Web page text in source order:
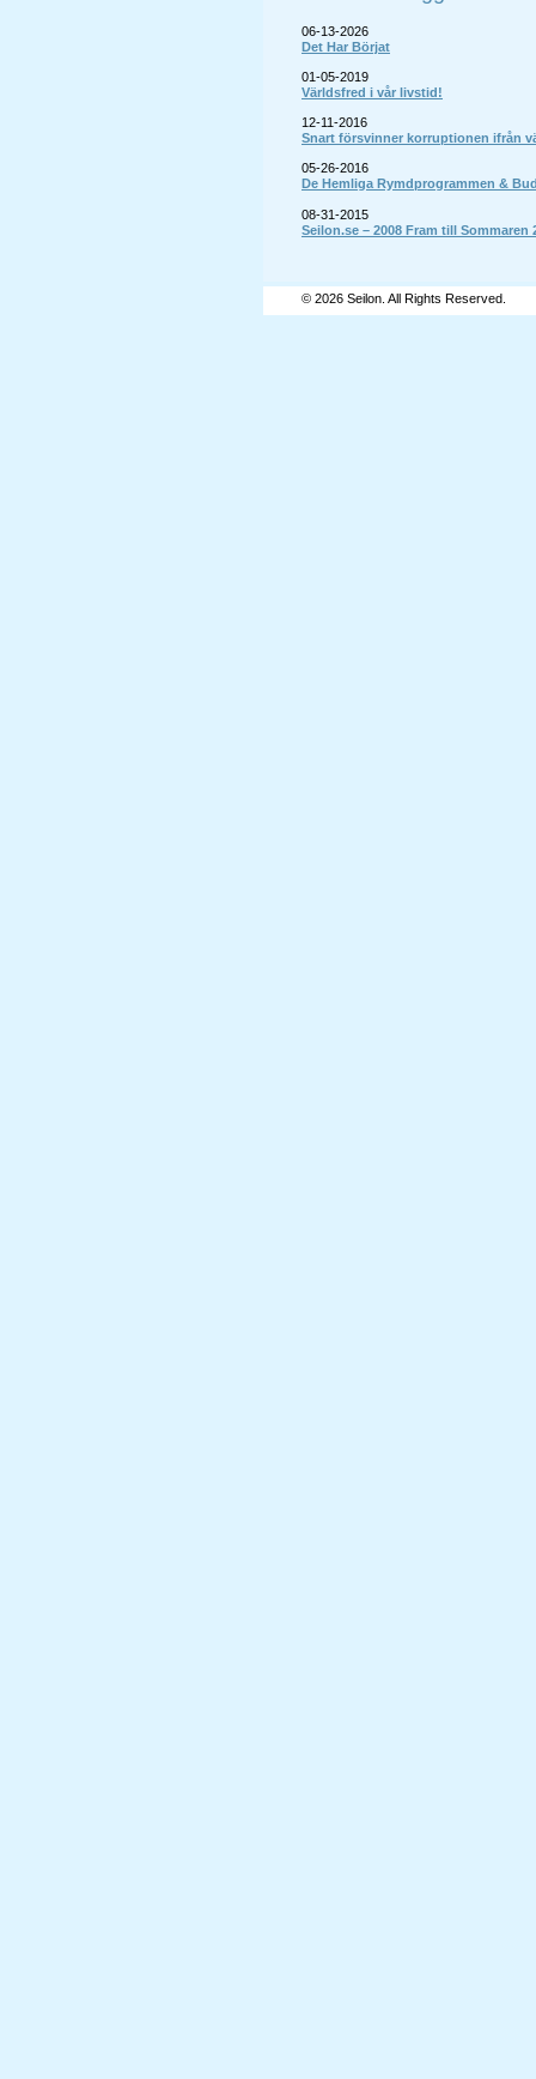
06-13-2026
Det Har Börjat
01-05-2019
Världsfred i vår livstid!
12-11-2016
Snart försvinner korruptionen ifrån
05-26-2016
De Hemliga Rymdprogrammen &
08-31-2015
Seilon.se – 2008 Fram till Sommaren
© 2026 Seilon. All Rights Reserved.